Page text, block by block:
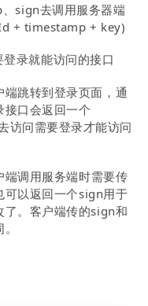
sign去调用服务器端
+ timestamp + key)
录就能访问的接口
跳转到登录页面，通
口会返回一个
访问需要登录才能访问
调用服务端时需要传
可以返回一个sign用于
了。客户端传的sign和